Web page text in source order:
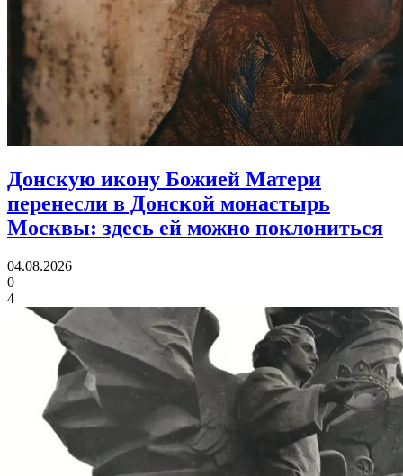
Донскую икону Божией Матери
перенесли в Донской монастырь
Москвы: здесь ей можно поклониться
04.08.2026
0
4